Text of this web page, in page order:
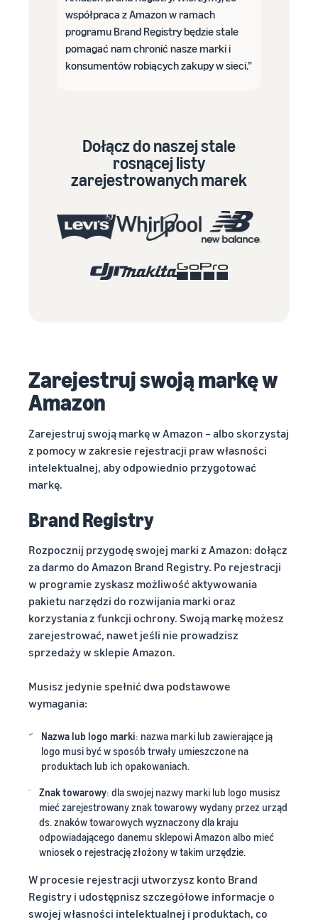
współpraca z Amazon w ramach
programu Brand Registry będzie stale
pomagać nam chronić nasze marki i
konsumentów robiących zakupy w sieci.”
Dołącz do naszej stale
rosnącej listy
zarejestrowanych marek
Zarejestruj swoją markę w
Amazon
Zarejestruj swoją markę w Amazon – albo skorzystaj
z pomocy w zakresie rejestracji praw własności
intelektualnej, aby odpowiednio przygotować
markę.
Brand Registry
Rozpocznij przygodę swojej marki z Amazon: dołącz
za darmo do Amazon Brand Registry. Po rejestracji
w programie zyskasz możliwość aktywowania
pakietu narzędzi do rozwijania marki oraz
korzystania z funkcji ochrony. Swoją markę możesz
zarejestrować, nawet jeśli nie prowadzisz
sprzedaży w sklepie Amazon.
Musisz jedynie spełnić dwa podstawowe
wymagania:
Nazwa lub logo marki: nazwa marki lub zawierające ją
logo musi być w sposób trwały umieszczone na
produktach lub ich opakowaniach.
Znak towarowy: dla swojej nazwy marki lub logo musisz
mieć zarejestrowany znak towarowy wydany przez urząd
ds. znaków towarowych wyznaczony dla kraju
odpowiadającego danemu sklepowi Amazon albo mieć
wniosek o rejestrację złożony w takim urzędzie.
W procesie rejestracji utworzysz konto Brand
Registry i udostępnisz szczegółowe informacje o
swojej własności intelektualnej i produktach, co